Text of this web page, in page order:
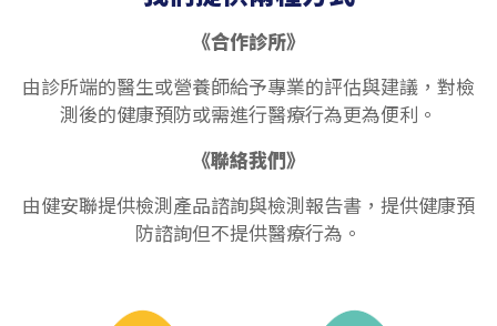
《合作診所》
由診所端的醫生或營養師給予專業的評估與建議，對檢
測後的健康預防或需進行醫療行為更為便利。
《聯絡我們》
由健安聯提供檢測產品諮詢與檢測報告書，提供健康預
防諮詢但不提供醫療行為。